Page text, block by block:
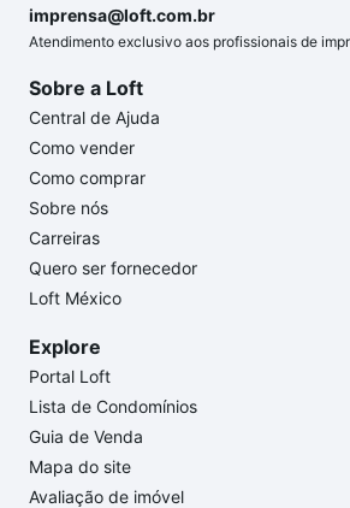
imprensa@loft.com.br
Atendimento exclusivo aos profissionais de
Sobre a Loft
Central de Ajuda
Como vender
Como comprar
Sobre nós
Carreiras
Quero ser fornecedor
Loft México
Explore
Portal Loft
Lista de Condomínios
Guia de Venda
Mapa do site
Avaliação de imóvel